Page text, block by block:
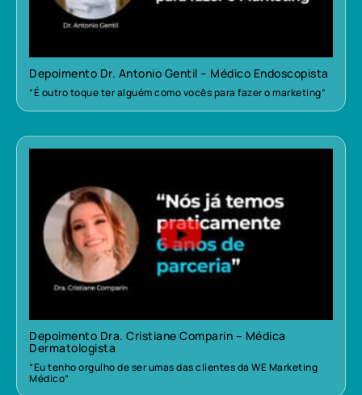
Depoimento Dr. Antonio Gentil – Médico Endoscopista
“É outro toque ter alguém como vocês para fazer o marketing”
Depoimento Dra. Cristiane Comparin – Médica
Dermatologista
“Eu tenho orgulho de ser umas das clientes da WE Marketing
Médico”